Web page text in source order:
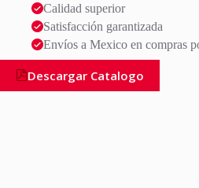
Calidad superior
Satisfacción garantizada
Envíos a Mexico en compras
Descargar Catalogo